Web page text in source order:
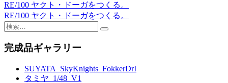
投
稿
ナ
ビ
RE/100 ヤクト・ドーガをつくる。
RE/100 ヤクト・ドーガをつくる。
検
完成品ギャラリー
SUYATA_SkyKnights_FokkerDrI
タミヤ_1/48_V1